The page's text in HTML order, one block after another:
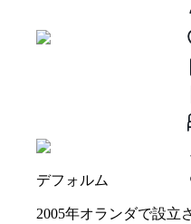
デフォルム
2005年オランダで設立